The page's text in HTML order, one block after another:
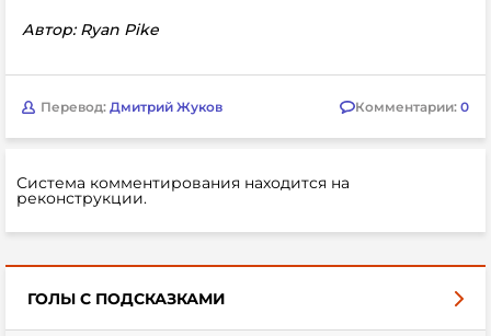
Автор: Ryan Pike
Перевод: Дмитрий Жуков Комментарии: 0
Система комментирования находится на
реконструкции.
ГОЛЫ С ПОДСКАЗКАМИ